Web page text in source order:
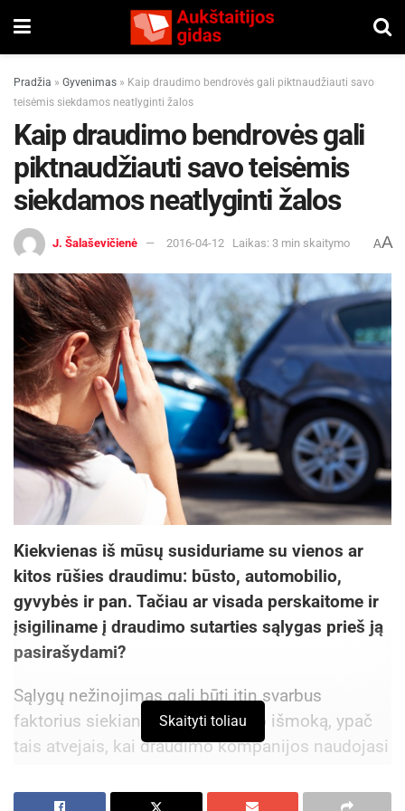
Pradžia » Gyvenimas » Kaip draudimo bendrovės gali piktnaudžiauti savo
teisėmis siekdamos neatlyginti žalos
Kaip draudimo bendrovės gali
piktnaudžiauti savo teisėmis
siekdamos neatlyginti žalos
J. Šalaševičienė 2016-04-12 Laikas: 3 min skaitymo AA
Kiekvienas iš mūsų susiduriame su vienos ar
kitos rūšies draudimu: būsto, automobilio,
gyvybės ir pan. Tačiau ar visada perskaitome ir
įsigiliname į draudimo sutarties sąlygas prieš ją
pasirašydami?
Sąlygų nežinojimas gali būti itin svarbus
faktorius siekiant gauti draudimo išmoką, ypač
tais atvejais, kai draudimo kompanijos naudojasi
sąlygas, kurios apriboja draudimo išmokų
Skaityti toliau